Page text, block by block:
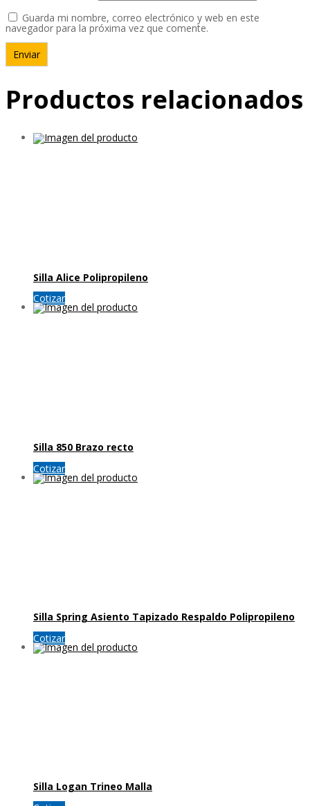
Guarda mi nombre, correo electrónico y web en este
navegador para la próxima vez que comente.
Productos relacionados
Silla Alice Polipropileno
Cotizar
Silla 850 Brazo recto
Cotizar
Silla Spring Asiento Tapizado Respaldo Polipropileno
Cotizar
Silla Logan Trineo Malla